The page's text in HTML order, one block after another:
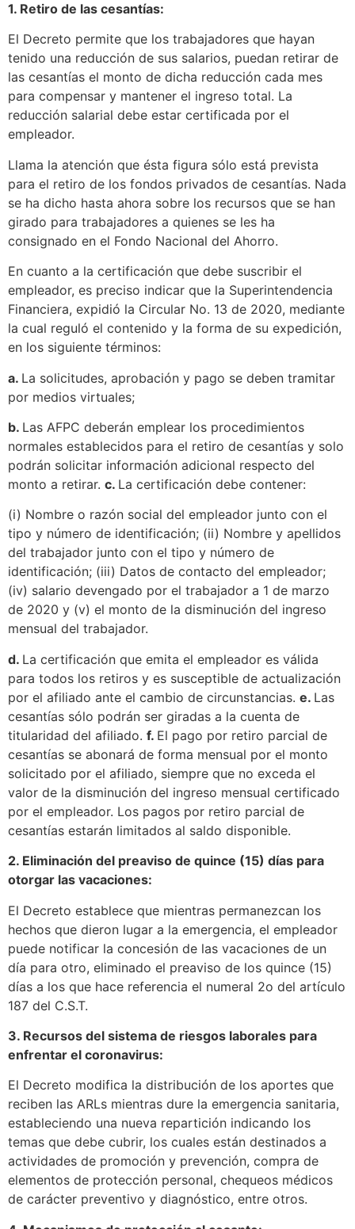
1. Retiro de las cesantías:
El Decreto permite que los trabajadores que hayan
tenido una reducción de sus salarios, puedan retirar de
las cesantías el monto de dicha reducción cada mes
para compensar y mantener el ingreso total. La
reducción salarial debe estar certificada por el
empleador.
Llama la atención que ésta figura sólo está prevista
para el retiro de los fondos privados de cesantías. Nada
se ha dicho hasta ahora sobre los recursos que se han
girado para trabajadores a quienes se les ha
consignado en el Fondo Nacional del Ahorro.
En cuanto a la certificación que debe suscribir el
empleador, es preciso indicar que la Superintendencia
Financiera, expidió la Circular No. 13 de 2020, mediante
la cual reguló el contenido y la forma de su expedición,
en los siguiente términos:
a. La solicitudes, aprobación y pago se deben tramitar
por medios virtuales;
b. Las AFPC deberán emplear los procedimientos
normales establecidos para el retiro de cesantías y solo
podrán solicitar información adicional respecto del
monto a retirar. c. La certificación debe contener:
(i) Nombre o razón social del empleador junto con el
tipo y número de identificación; (ii) Nombre y apellidos
del trabajador junto con el tipo y número de
identificación; (iii) Datos de contacto del empleador;
(iv) salario devengado por el trabajador a 1 de marzo
de 2020 y (v) el monto de la disminución del ingreso
mensual del trabajador.
d. La certificación que emita el empleador es válida
para todos los retiros y es susceptible de actualización
por el afiliado ante el cambio de circunstancias. e. Las
cesantías sólo podrán ser giradas a la cuenta de
titularidad del afiliado. f. El pago por retiro parcial de
cesantías se abonará de forma mensual por el monto
solicitado por el afiliado, siempre que no exceda el
valor de la disminución del ingreso mensual certificado
por el empleador. Los pagos por retiro parcial de
cesantías estarán limitados al saldo disponible.
2. Eliminación del preaviso de quince (15) días para
otorgar las vacaciones:
El Decreto establece que mientras permanezcan los
hechos que dieron lugar a la emergencia, el empleador
puede notificar la concesión de las vacaciones de un
día para otro, eliminado el preaviso de los quince (15)
días a los que hace referencia el numeral 2o del artículo
187 del C.S.T.
3. Recursos del sistema de riesgos laborales para
enfrentar el coronavirus:
El Decreto modifica la distribución de los aportes que
reciben las ARLs mientras dure la emergencia sanitaria,
estableciendo una nueva repartición indicando los
temas que debe cubrir, los cuales están destinados a
actividades de promoción y prevención, compra de
elementos de protección personal, chequeos médicos
de carácter preventivo y diagnóstico, entre otros.